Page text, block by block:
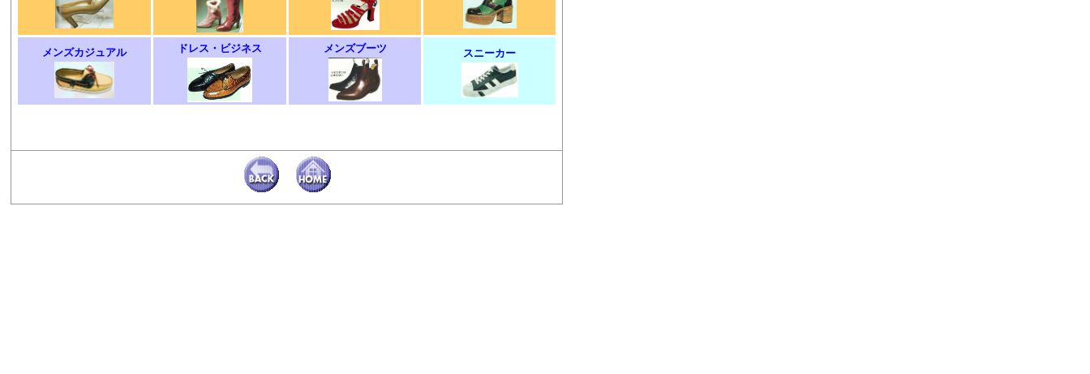
メンズカジュアル ドレス・ビジネス メンズブーツ スニーカー